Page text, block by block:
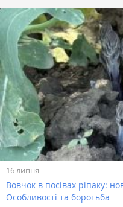
16 липня
Вовчок в посівах ріпаку:
Особливості та боротьба